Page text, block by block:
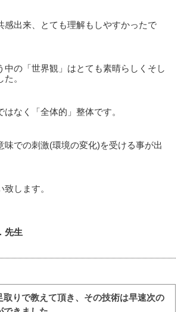
感出来、とても理解もしやすかったで
中の「世界観」はとても素晴らしくそし
。
はなく「全体的」整体です。
味での刺激(環境の変化)を受ける事が出
致します。
先生
取りで教えて頂き、その技術は早速次の